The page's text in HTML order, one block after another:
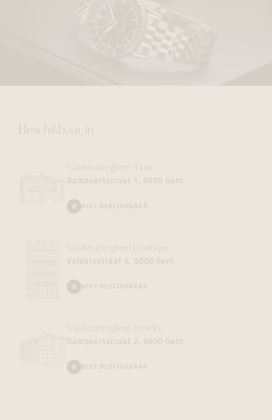
Beschikbaar in
Vanhoutteghem Time
Dampoortstraat 1, 9000 Gent
NIET BESCHIKBAAR
Vanhoutteghem Boutique
Voldersstraat 6, 9000 Gent
NIET BESCHIKBAAR
Vanhoutteghem Jewelry
Dampoortstraat 2, 9000 Gent
NIET BESCHIKBAAR